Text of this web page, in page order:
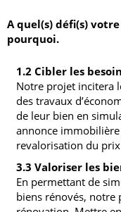
A quel(s) défi(s)
pourquoi.
1.2 Cibler les
Notre projet incitera
des travaux
de leur bien en
annonce
revalorisation du
3.3 Valoriser les
En permettant de
biens rénovés, notre